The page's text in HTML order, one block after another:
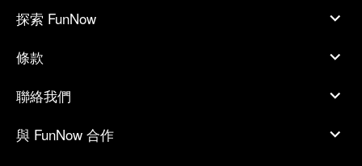
探索 FunNow
條款
聯絡我們
與 FunNow 合作